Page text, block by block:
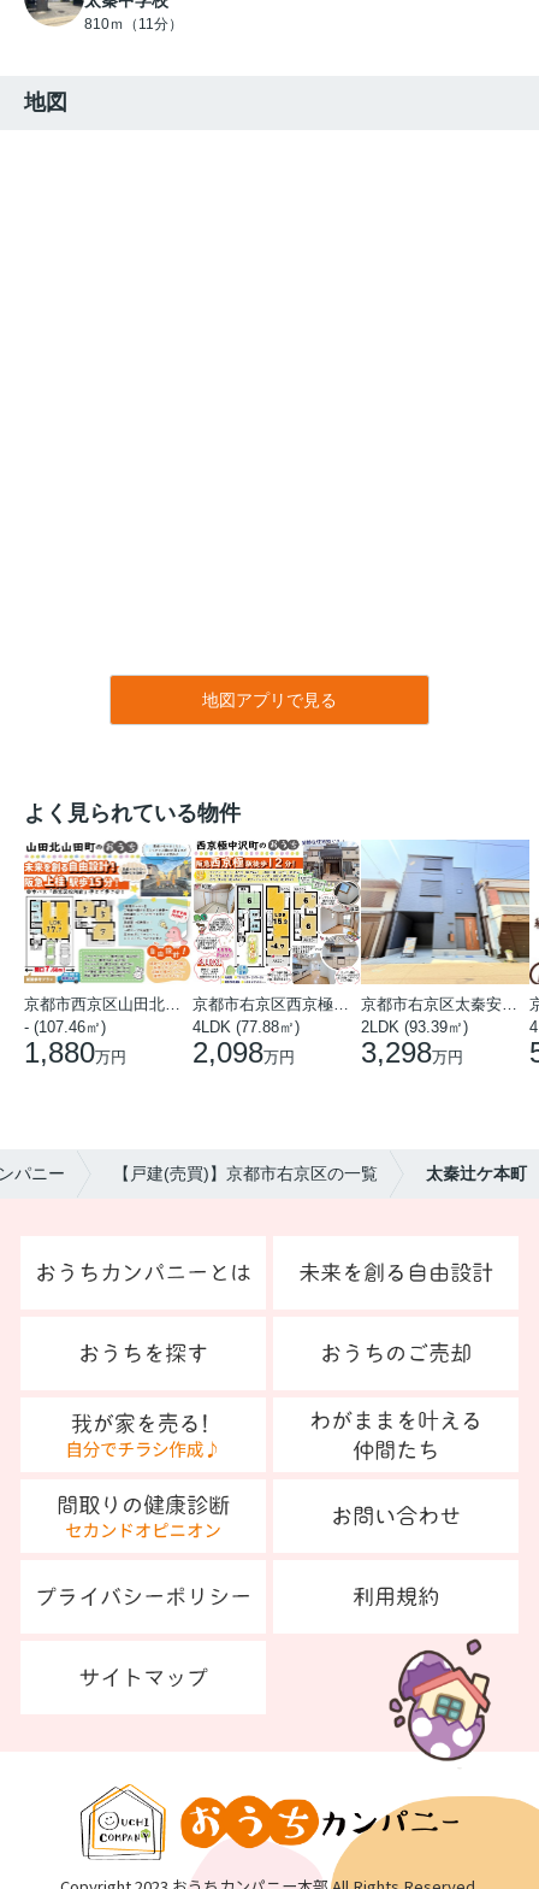
810ｍ（11分）
地図
地図アプリで見る
よく見られている物件
京都市西京区山田北山田町
- (107.46㎡)
1,880万円
京都市右京区西京極中沢町
4LDK (77.88㎡)
2,098万円
京都市右京区太秦安井藤ノ木町
2LDK (93.39㎡)
3,298万円
パニー 【戸建(売買)】京都市右京区の一覧 太秦辻ケ本町